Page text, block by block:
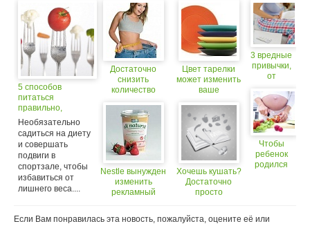
5 способов
питаться
правильно,
немного изменив
Необязательно
садиться на диету
и совершать
подвиги в
спортзале, чтобы
избавиться от
лишнего веса....
Достаточно
снизить
количество
продуктов в
рационе, чтобы
похудеть
Nestle вынужден
изменить
рекламный
Цвет тарелки
может изменить
ваше
Хочешь кушать?
Достаточно
просто
3 вредные
привычки,
от
может
болеть
живот
Чтобы
ребенок
родился
изменить
Если Вам понравилась эта новость, пожалуйста, оцените её или